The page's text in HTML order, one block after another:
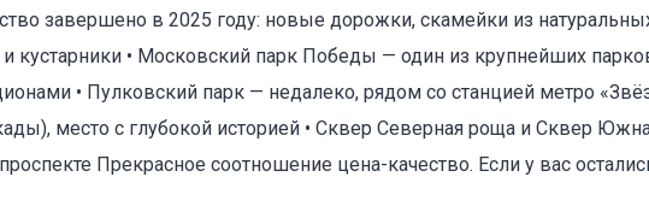
завершено в 2025 году: новые дорожки, скамейки из
• Московский парк Победы — один из крупнейших
• Пулковский парк — недалеко, рядом со станцией метро
место с глубокой историей • Сквер Северная роща и Сквер
Прекрасное соотношение цена-качество. Если у вас
Объект не продается (не сдается)
Указанные характеристики отличаются от фактических
Цена указана неверно